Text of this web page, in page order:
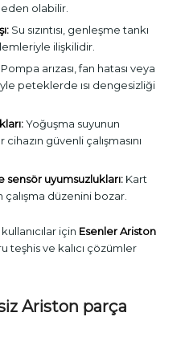
olabilir.
Su sızıntısı, genleşme tankı
ilişkilidir.
arızası, fan hatası veya
peteklerde ısı dengesizliği
Yoğuşma suyunun
güvenli çalışmasını
sensör uyumsuzlukları:Kart
çalışma düzenini bozar.
için Esenler Ariston
teşhis ve kalıcı çözümler
Ariston parça